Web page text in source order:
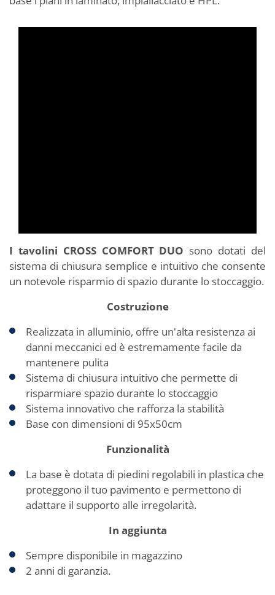
I tavolini CROSS COMFORT DUO sono dotati del
sistema di chiusura semplice e intuitivo che consente
un notevole risparmio di spazio durante lo stoccaggio.
Costruzione
Realizzata in alluminio, offre un'alta resistenza ai
danni meccanici ed è estremamente facile da
mantenere pulita
Sistema di chiusura intuitivo che permette di
risparmiare spazio durante lo stoccaggio
Sistema innovativo che rafforza la stabilità
Base con dimensioni di 95x50cm
Funzionalità
La base è dotata di piedini regolabili in plastica che
proteggono il tuo pavimento e permettono di
adattare il supporto alle irregolarità.
In aggiunta
Sempre disponibile in magazzino
2 anni di garanzia.